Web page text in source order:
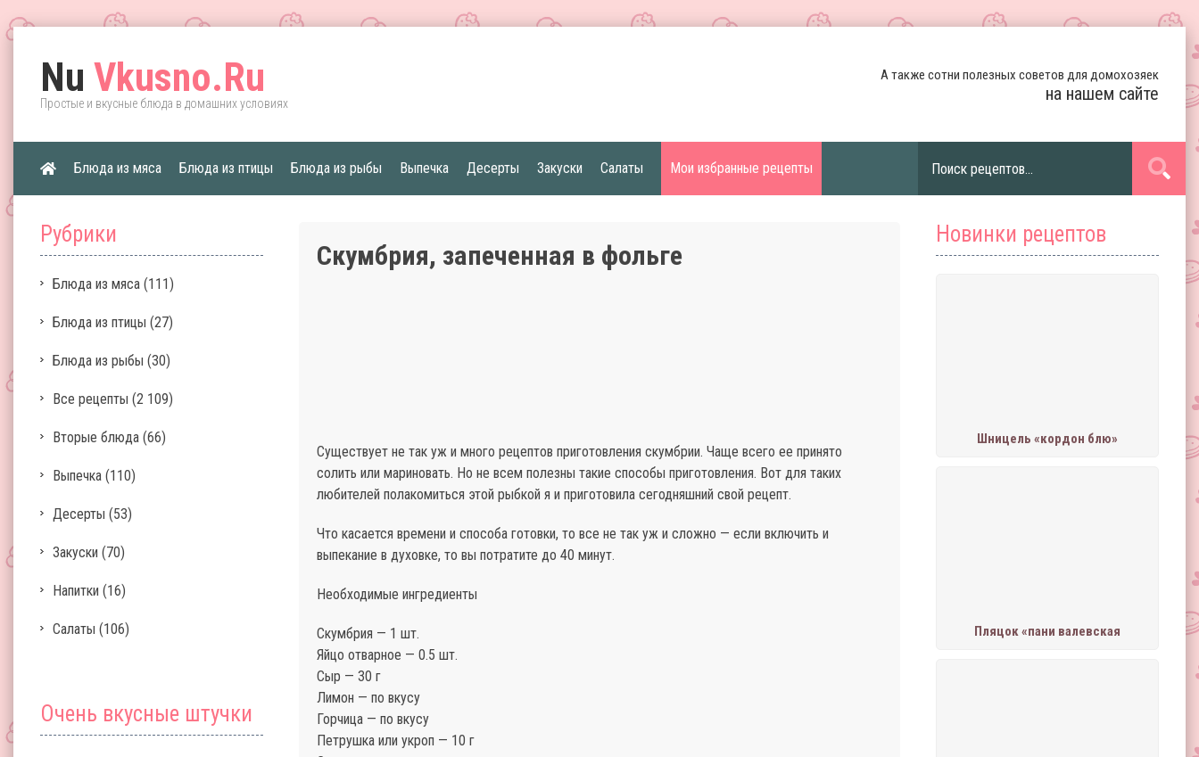
Nu Vkusno.Ru
Простые и вкусные блюда в домашних условиях
А также сотни полезных советов для домохозяек
на нашем сайте
Блюда из мяса Блюда из птицы Блюда из рыбы Выпечка Десерты Закуски Салаты Мои избранные рецепты
Рубрики
Блюда из мяса (111)
Блюда из птицы (27)
Блюда из рыбы (30)
Все рецепты (2 109)
Вторые блюда (66)
Выпечка (110)
Десерты (53)
Закуски (70)
Напитки (16)
Салаты (106)
Очень вкусные штучки
Новинки рецептов
Шницель «кордон блю»
Пляцок «пани валевская
Скумбрия, запеченная в фольге
Существует не так уж и много рецептов приготовления скумбрии. Чаще всего ее принято
солить или мариновать. Но не всем полезны такие способы приготовления. Вот для таких
любителей полакомиться этой рыбкой я и приготовила сегодняшний свой рецепт.
Что касается времени и способа готовки, то все не так уж и сложно — если включить и
выпекание в духовке, то вы потратите до 40 минут.
Необходимые ингредиенты
Скумбрия — 1 шт.
Яйцо отварное — 0.5 шт.
Сыр — 30 г
Лимон — по вкусу
Горчица — по вкусу
Петрушка или укроп — 10 г